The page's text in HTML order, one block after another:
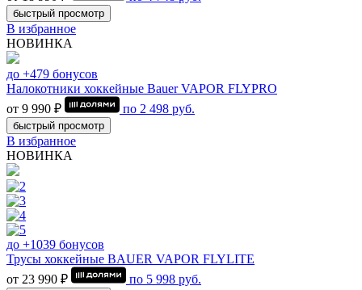
быстрый просмотр
В избранное
НОВИНКА
до +479 бонусов
Налокотники хоккейные Bauer VAPOR FLYPRO
от 9 990 ₽
по 2 498 руб.
быстрый просмотр
В избранное
НОВИНКА
до +1039 бонусов
Трусы хоккейные BAUER VAPOR FLYLITE
от 23 990 ₽
по 5 998 руб.